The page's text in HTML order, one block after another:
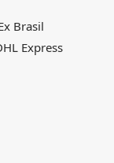
Brasil
Express